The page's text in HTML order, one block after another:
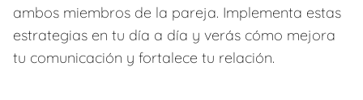
ambos miembros de la pareja. Implementa estas
estrategias en tu día a día y verás cómo mejora
tu comunicación y fortalece tu relación.